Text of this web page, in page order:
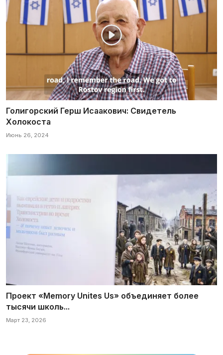
Голигорский Герш Исаакович: Свидетель
Холокоста
Июнь 26, 2024
Проект «Memory Unites Us» объединяет более
тысячи школь...
Март 23, 2026